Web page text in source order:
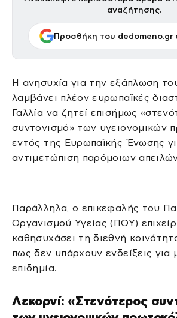
αναζήτησης.
Προσθήκη του dedomeno.gr
Η ανησυχία για την εξάπλωση
λαμβάνει πλέον ευρωπαϊκές
Γαλλία να ζητεί επισήμως
συντονισμό» των υγειονομικών
εντός της Ευρωπαϊκής Ένωσης
αντιμετώπιση παρόμοιων
Παράλληλα, ο επικεφαλής του
Οργανισμού Υγείας (ΠΟΥ)
καθησυχάσει τη διεθνή
πως δεν υπάρχουν ενδείξεις για
επιδημία.
Λεκορνί: «Στενότερος